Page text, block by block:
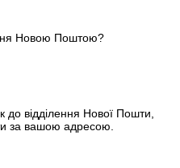
Новою Поштою?
відділення Нової Пошти,
за вашою адресою.